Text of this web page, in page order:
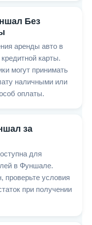
Без
аренды авто в
карты.
могут принимать
наличными или
оплаты.
за
для
в Фуншале.
проверьте условия
при получении